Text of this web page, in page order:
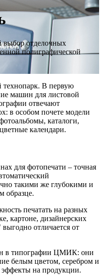
выбор отделочных
полиграфической
В первую
машин для листовой
отвечают
в особом почете модели
каталоги,
календари.
для фотопечати – точная
такими же глубокими и
образце.
печатать на разных
картоне, дизайнерских
отличается от
в типографии ЦМИК: они
белым цветом, серебром и
эффекты на продукции.